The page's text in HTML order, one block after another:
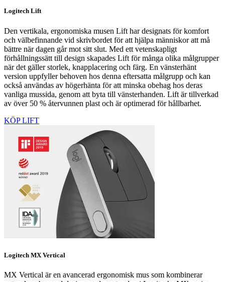
Logitech Lift
Den vertikala, ergonomiska musen Lift har designats för komfort
och välbefinnande vid skrivbordet för att hjälpa människor att må
bättre när dagen går mot sitt slut. Med ett vetenskapligt
förhållningssätt till design skapades Lift för många olika målgrupper
när det gäller storlek, knapplacering och färg. En vänsterhänt
version uppfyller behoven hos denna eftersatta målgrupp och kan
också användas av högerhänta för att minska obehag hos deras
vanliga mussida, genom att byta till vänsterhanden. Lift är tillverkad
av över 50 % återvunnen plast och är optimerad för hållbarhet.
KÖP LIFT
Logitech MX Vertical
MX Vertical är en avancerad ergonomisk mus som kombinerar